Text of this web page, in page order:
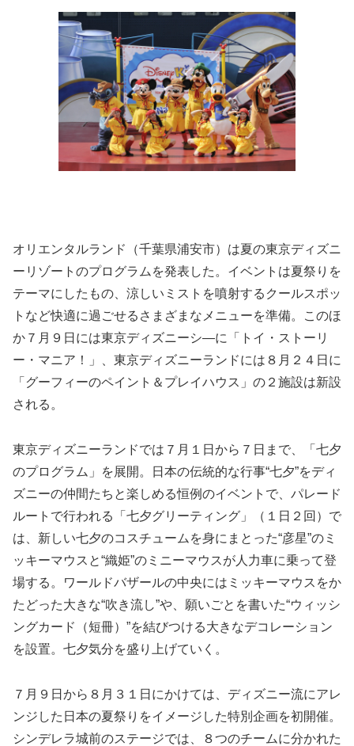
オリエンタルランド（千葉県浦安市）は夏の東京ディズニ
ーリゾートのプログラムを発表した。イベントは夏祭りを
テーマにしたもの、涼しいミストを噴射するクールスポッ
トなど快適に過ごせるさまざまなメニューを準備。このほ
か７月９日には東京ディズニーシ―に「トイ・ストーリ
ー・マニア！」、東京ディズニーランドには８月２４日に
「グーフィーのペイント＆プレイハウス」の２施設は新設
される。
東京ディズニーランドでは７月１日から７日まで、「七夕
のプログラム」を展開。日本の伝統的な行事“七夕”をディ
ズニーの仲間たちと楽しめる恒例のイベントで、パレード
ルートで行われる「七夕グリーティング」（１日２回）で
は、新しい七夕のコスチュームを身にまとった“彦星”のミ
ッキーマウスと“織姫”のミニーマウスが人力車に乗って登
場する。ワールドバザールの中央にはミッキーマウスをか
たどった大きな“吹き流し”や、願いごとを書いた“ウィッシ
ングカード（短冊）”を結びつける大きなデコレーション
を設置。七夕気分を盛り上げていく。
７月９日から８月３１日にかけては、ディズニー流にアレ
ンジした日本の夏祭りをイメージした特別企画を初開催。
シンデレラ城前のステージでは、８つのチームに分かれた